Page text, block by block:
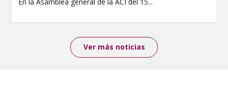
Ver más noticias